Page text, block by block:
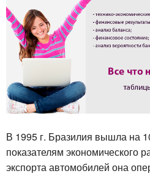
В 1995 г. Бразилия вышла на
показателям экономического
экспорта автомобилей она